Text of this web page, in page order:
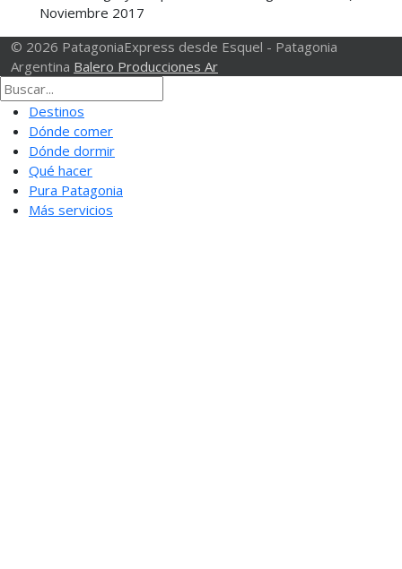
Noviembre 2017
© 2026 PatagoniaExpress desde Esquel - Patagonia
Argentina Balero Producciones Ar
Destinos
Dónde comer
Dónde dormir
Qué hacer
Pura Patagonia
Más servicios